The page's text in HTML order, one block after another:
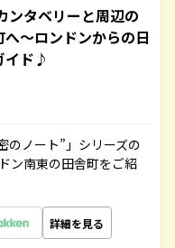
ンタベリーと周辺の
～ロンドンからの日
イド♪
のノート”」シリーズの
ン南東の田舎町をご紹
詳細を見る